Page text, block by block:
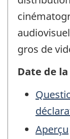
gros de
Date de
Aperçu